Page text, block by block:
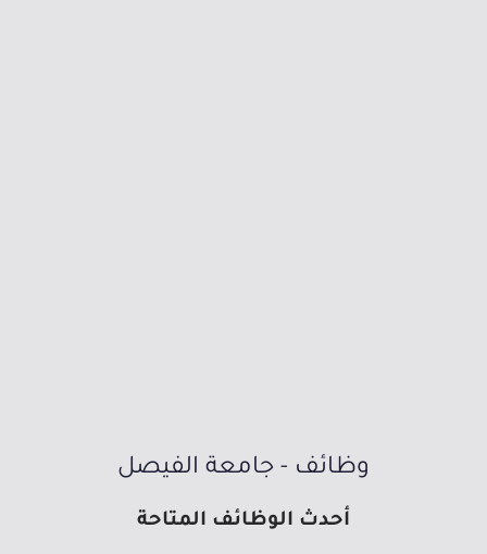
وظائف - جامعة الفيصل
أحدث الوظائف المتاحة